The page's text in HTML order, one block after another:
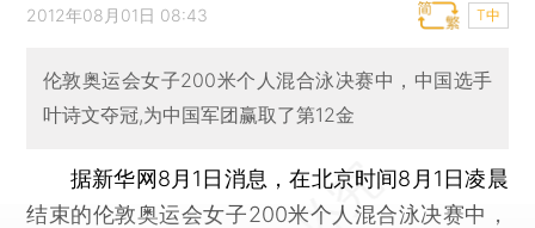
2012年08月01日 08:43 T中
伦敦奥运会女子200米个人混合泳决赛中，中国选手
叶诗文夺冠,为中国军团赢取了第12金
据新华网8月1日消息，在北京时间8月1日凌晨
结束的伦敦奥运会女子200米个人混合泳决赛中，